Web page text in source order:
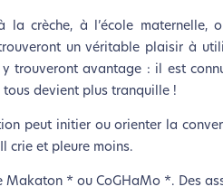
crèche, à l’école maternelle,
un véritable plaisir à
trouveront avantage : il est
tous devient plus tranquille !
peut initier ou orienter la
crie et pleure moins.
Makaton * ou CoGHaMo *. Des